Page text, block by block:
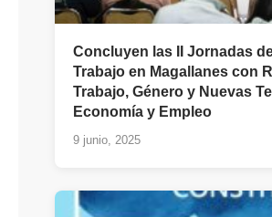
Concluyen las II Jornadas
Trabajo en Magallanes con
Trabajo, Género y Nuevas
Economía y Empleo
9 junio, 2025